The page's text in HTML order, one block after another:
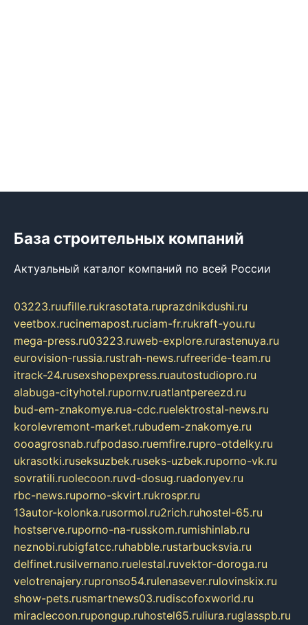
База строительных компаний
Актуальный каталог компаний по всей России
03223.ruufille.rukrasotata.ruprazdnikdushi.ru
veetbox.rucinemapost.ruciam-fr.rukraft-you.ru
mega-press.ru03223.ruweb-explore.rurastenuya.ru
eurovision-russia.rustrah-news.rufreeride-team.ru
itrack-24.rusexshopexpress.ruautostudiopro.ru
alabuga-cityhotel.rupornv.ruatlantpereezd.ru
bud-em-znakomye.rua-cdc.ruelektrostal-news.ru
korolevremont-market.rubudem-znakomye.ru
oooagrosnab.rufpodaso.ruemfire.rupro-otdelky.ru
ukrasotki.ruseksuzbek.ruseks-uzbek.ruporno-vk.ru
sovratili.ruolecoon.ruvd-dosug.ruadonyev.ru
rbc-news.ruporno-skvirt.rukrospr.ru
13autor-kolonka.rusormol.ru2rich.ruhostel-65.ru
hostserve.ruporno-na-russkom.rumishinlab.ru
neznobi.rubigfatcc.ruhabble.rustarbucksvia.ru
delfinet.rusilvernano.ruelestal.ruvektor-doroga.ru
velotrenajery.rupronso54.rulenasever.rulovinskix.ru
show-pets.rusmartnews03.rudiscofoxworld.ru
miraclecoon.rupongup.ruhostel65.ruliura.ruglasspb.ru